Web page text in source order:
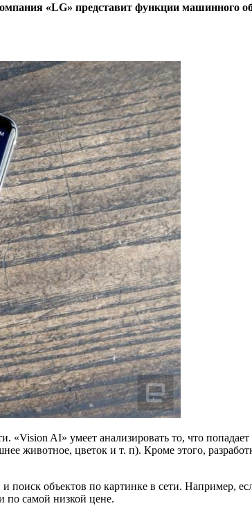
«LG» представит функции машинного
AI» умеет анализировать то, что
животное, цветок и т. п). Кроме этого,
поиск объектов по картинке в сети. Например,
по самой низкой цене.